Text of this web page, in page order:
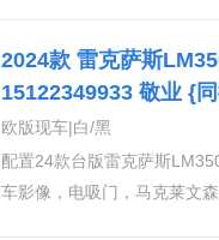
2024款 雷克萨斯
15122349933 敬业 {
藏消费
欧版现车|白/黑
配置24款台版雷克萨斯
车影像，电吸门，马克莱文